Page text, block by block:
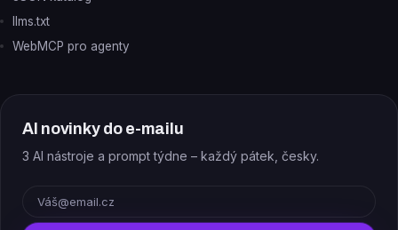
llms.txt
WebMCP pro agenty
AI novinky do e-mailu
3 AI nástroje a prompt týdne – každý pátek, česky.